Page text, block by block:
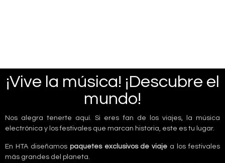
¡Vive la música! ¡Descubre el
mundo!
Nos alegra tenerte aquí. Si eres fan de los viajes, la música
electrónica y los festivales que marcan historia, este es tu lugar.
En HTA diseñamos paquetes exclusivos de viaje a los festivales
más grandes del planeta.